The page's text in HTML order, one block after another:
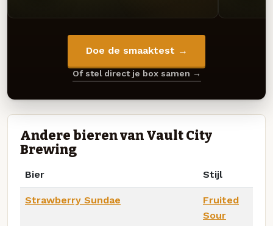
Doe de smaaktest →
Of stel direct je box samen →
Andere bieren van Vault City
Brewing
Bier Stijl
Strawberry Sundae
Fruited
Sour